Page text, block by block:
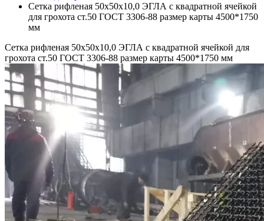
Сетка рифленая 50х50х10,0 ЭГЛА с квадратной ячейкой
для грохота ст.50 ГОСТ 3306-88 размер карты 4500*1750
мм
Сетка рифленая 50х50х10,0 ЭГЛА с квадратной ячейкой для
грохота ст.50 ГОСТ 3306-88 размер карты 4500*1750 мм